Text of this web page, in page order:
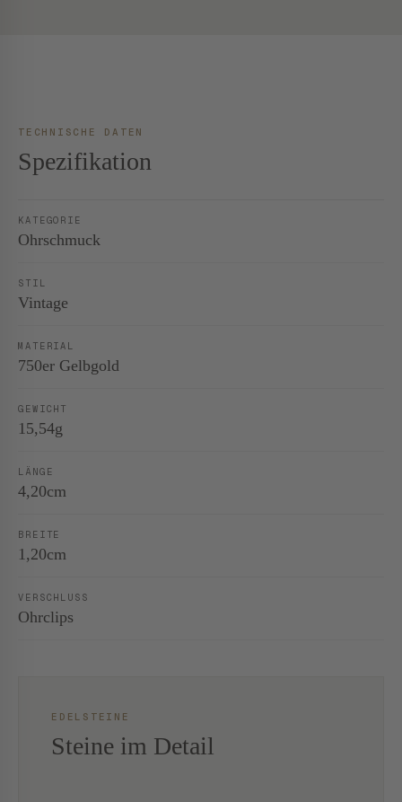
TECHNISCHE DATEN
Spezifikation
KATEGORIE
Ohrschmuck
STIL
Vintage
MATERIAL
750er Gelbgold
GEWICHT
15,54g
LÄNGE
4,20cm
BREITE
1,20cm
VERSCHLUSS
Ohrclips
EDELSTEINE
Steine im Detail